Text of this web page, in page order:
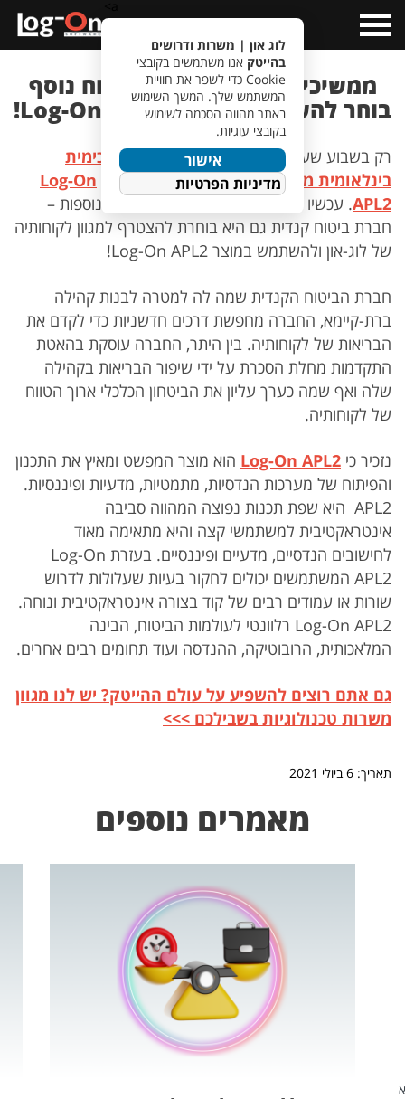
Menu
ממשיכים לכבוש יעדים – לקוח נוסף
בוחר להשתמש במוצר Log-On APL2!
רק בשבוע שעבר סיפרנו לכם שיצרנית פטרוכימית
בינלאומית מגרמניהבחרה להשתמש במוצר Log-On
APL2. עכשיו אנו חוזרים עם חדשות משמחות נוספות –
חברת ביטוח קנדית גם היא בוחרת להצטרף למגוון לקוחותיה
של לוג-און ולהשתמש במוצר Log-On APL2!
חברת הביטוח הקנדית שמה לה למטרה לבנות קהילה
ברת-קיימא, החברה מחפשת דרכים חדשניות כדי לקדם את
הבריאות של לקוחותיה. בין היתר, החברה עוסקת בהאטת
התקדמות מחלת הסכרת על ידי שיפור הבריאות בקהילה
שלה ואף שמה כערך עליון את הביטחון הכלכלי ארוך הטווח
של לקוחותיה.
נזכיר כי Log-On APL2 הוא מוצר המפשט ומאיץ את התכנון
והפיתוח של מערכות הנדסיות, מתמטיות, מדעיות ופיננסיות.
APL2 היא שפת תכנות נפוצה המהווה סביבה
אינטראקטיבית למשתמשי קצה והיא מתאימה מאוד
לחישובים הנדסיים, מדעיים ופיננסיים. בעזרת Log-On
APL2 המשתמשים יכולים לחקור בעיות שעלולות לדרוש
שורות או עמודים רבים של קוד בצורה אינטראקטיבית ונוחה.
Log-On APL2 רלוונטי לעולמות הביטוח, הבינה
המלאכותית, הרובוטיקה, ההנדסה ועוד תחומים רבים אחרים.
גם אתם רוצים להשפיע על עולם ההייטק? יש לנו מגוון
משרות טכנולוגיות בשבילכם >>>
תאריך: 6 ביולי 2021
מאמרים נוספים
לוג און | משרות ודרושים
בהייטק אנו משתמשים בקובצי
Cookie כדי לשפר את חוויית
המשתמש שלך. המשך השימוש
באתר מהווה הסכמה לשימוש
בקובצי עוגיות.
אישור
מדיניות הפרטיות